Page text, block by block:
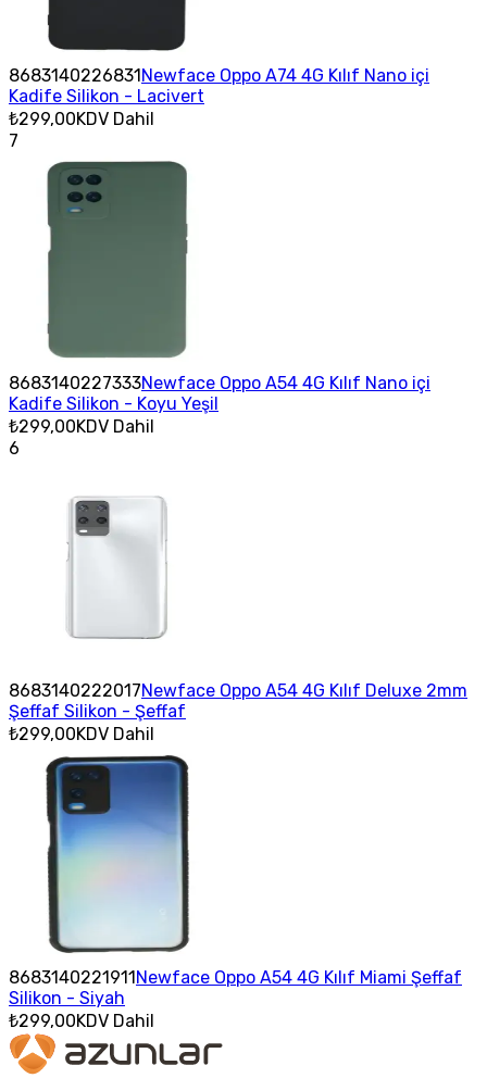
8683140226831Newface Oppo A74 4G Kılıf Nano içi
Kadife Silikon - Lacivert
₺299,00KDV Dahil
7
8683140227333Newface Oppo A54 4G Kılıf Nano içi
Kadife Silikon - Koyu Yeşil
₺299,00KDV Dahil
6
8683140222017Newface Oppo A54 4G Kılıf Deluxe 2mm
Şeffaf Silikon - Şeffaf
₺299,00KDV Dahil
8683140221911Newface Oppo A54 4G Kılıf Miami Şeffaf
Silikon - Siyah
₺299,00KDV Dahil